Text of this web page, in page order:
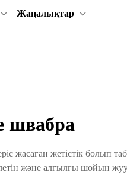
Жаңалықтар
швабра
жасаған жетістік болып
және алғылғы шойын жуу